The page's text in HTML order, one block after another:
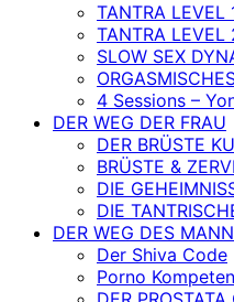
TANTRA LEVEL
TANTRA LEVEL
SLOW SEX
4 Sessions –
DER WEG DER FRAU
DER BRÜSTE
BRÜSTE &
DIE
DIE
DER WEG DES
Der Shiva Code
Porno